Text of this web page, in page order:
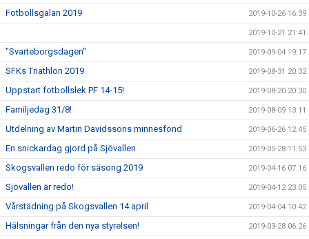
Fotbollsgalan 2019 2019-10-26 16:39
2019-10-21 21:41
"Svarteborgsdagen" 2019-09-04 19:17
SFKs Triathlon 2019 2019-08-31 20:32
Uppstart fotbollslek PF 14-15! 2019-08-20 20:30
Familjedag 31/8! 2019-08-09 13:11
Utdelning av Martin Davidssons minnesfond 2019-06-26 12:45
En snickardag gjord på Sjövallen 2019-05-28 11:53
Skogsvallen redo för säsong 2019 2019-04-16 07:16
Sjövallen är redo! 2019-04-12 23:05
Vårstädning på Skogsvallen 14 april 2019-04-04 10:42
Hälsningar från den nya styrelsen! 2019-03-28 06:26